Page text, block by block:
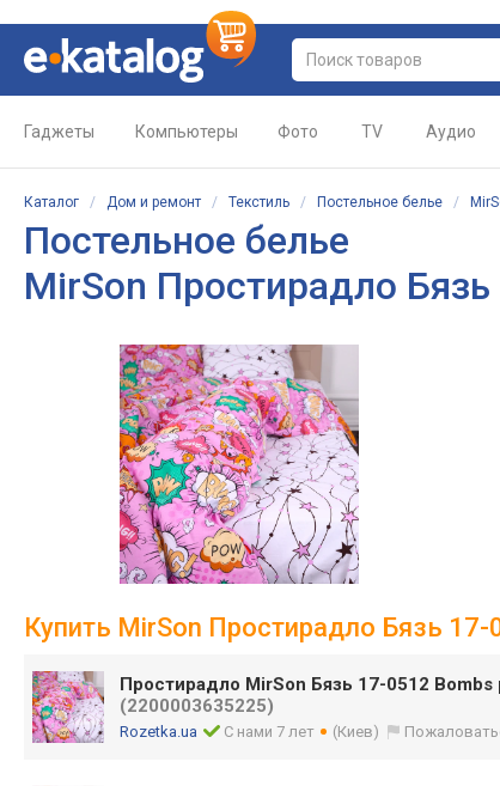
Гаджеты Компьютеры Фото TV Аудио
Каталог / Дом и ремонт / Текстиль / Постельное белье /
Постельное белье
MirSon Простирадло
Купить MirSon Простирадло Бязь
Простирадло MirSon Бязь 17-0512 Bombs
(2200003635225)
Rozetka.ua С нами 7 лет (Киев)